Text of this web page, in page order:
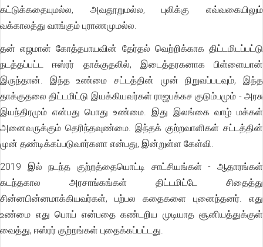
கட்டுக்கதையுமல்ல, அவதூறுமல்ல, புலிக்கு எவ்வகையிலும்
வக்காலத்து வாங்கும் புராணமுமல்ல.
தன் எஜமான் கோத்தபாயவின் தேர்தல் வெற்றிக்காக திட்டமிடப்பட்டு
நடத்தப்பட்ட ஈஸ்ரர் தாக்குதலில், இடைத்தரகனாக பிள்ளையான்
இருந்தான். இந்த உண்மை சட்டத்தின் முன் நிறுவப்படவும், இந்த
தாக்குதலை திட்டமிட்டு இயக்கியவர்கள் ராஜபக்கச குடும்பமும் - அரசு
இயந்திரமும் என்பது பொது உண்மை. இது இலங்கை வாழ் மக்கள்
அனைவருக்கும் தெரிந்தவுண்மை. இந்தக் குற்றவாளிகள் சட்டத்தின்
முன் தண்டிக்கப்படுவார்களா என்பது, இன்றுள்ள கேள்வி.
2019 இல் நடந்த குற்றத்தையொட்டி சாட்சியங்கள் - ஆதாரங்கள்
கடந்தகால அரசாங்கங்கள் திட்டமிட்டே சிதைத்து
சின்னபின்னமாக்கியவர்கள், பற்பல கதைகளை புனைந்தனர். எது
உண்மை எது பொய் என்பதை கண்டறிய முடியாத சூனியத்துக்குள்
வைத்து, ஈஸ்ரர் குற்றங்கள் புதைக்கப்பட்டது.